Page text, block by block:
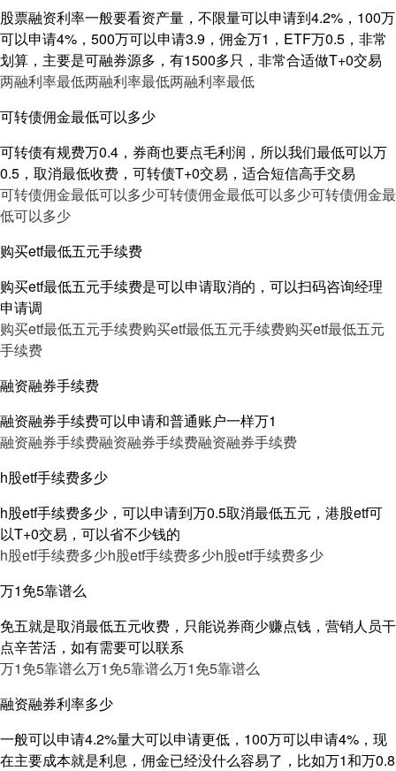
股票融资利率一般要看资产量，不限量可以申请到4.2%，100万
可以申请4%，500万可以申请3.9，佣金万1，ETF万0.5，非常
划算，主要是可融券源多，有1500多只，非常合适做T+0交易
两融利率最低两融利率最低两融利率最低
可转债佣金最低可以多少
可转债有规费万0.4，券商也要点毛利润，所以我们最低可以万
0.5，取消最低收费，可转债T+0交易，适合短信高手交易
可转债佣金最低可以多少可转债佣金最低可以多少可转债佣金最
低可以多少
购买etf最低五元手续费
购买etf最低五元手续费是可以申请取消的，可以扫码咨询经理
申请调
购买etf最低五元手续费购买etf最低五元手续费购买etf最低五元
手续费
融资融券手续费
融资融券手续费可以申请和普通账户一样万1
融资融券手续费融资融券手续费融资融券手续费
h股etf手续费多少
h股etf手续费多少，可以申请到万0.5取消最低五元，港股etf可
以T+0交易，可以省不少钱的
h股etf手续费多少h股etf手续费多少h股etf手续费多少
万1免5靠谱么
免五就是取消最低五元收费，只能说券商少赚点钱，营销人员干
点辛苦活，如有需要可以联系
万1免5靠谱么万1免5靠谱么万1免5靠谱么
融资融券利率多少
一般可以申请4.2%量大可以申请更低，100万可以申请4%，现
在主要成本就是利息，佣金已经没什么容易了，比如万1和万0.8